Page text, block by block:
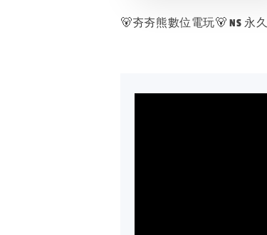
🐻夯夯熊數位電玩🐻 NS 永久